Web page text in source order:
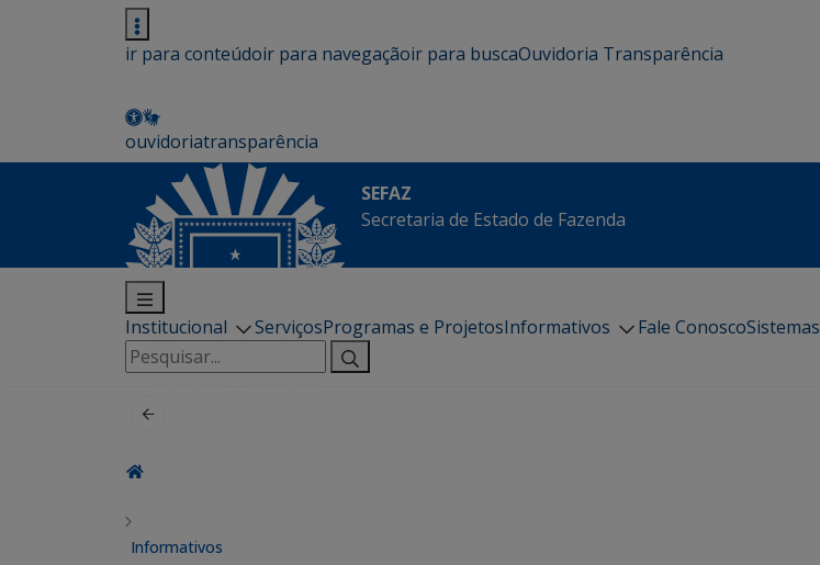
ir para conteúdoir para navegaçãoir para buscaOuvidoria Transparência
ouvidoriatransparência
SEFAZ
Secretaria de Estado de Fazenda
Institucional ServiçosProgramas e ProjetosInformativos Fale ConoscoSistemas
Pesquisar
por:
Informativos